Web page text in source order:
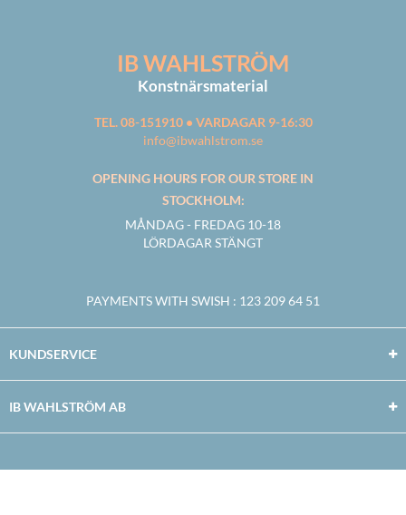
IB WAHLSTRÖM
Konstnärsmaterial
TEL. 08-151910 • VARDAGAR 9-16:30
info@ibwahlstrom.se
OPENING HOURS FOR OUR STORE IN
STOCKHOLM:
MÅNDAG - FREDAG 10-18
LÖRDAGAR STÄNGT
PAYMENTS WITH SWISH : 123 209 64 51
KUNDSERVICE
IB WAHLSTRÖM AB
Facebook
TwitterYoutubeInstagram